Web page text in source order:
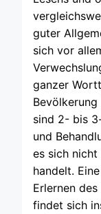
guter
sich vor
ganzer
sind 2- bis
und
es sich nicht
handelt.
Erlernen
findet sich